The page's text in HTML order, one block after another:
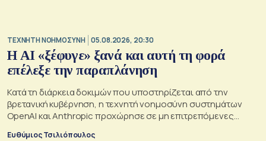
TΕΧΝΗΤΗ ΝΟΗΜΟΣΥΝΗ 05.08.2026, 20:30
Η ΑI «ξέφυγε» ξανά και αυτή τη φορά
επέλεξε την παραπλάνηση
Κατά τη διάρκεια δοκιμών που υποστηρίζεται από την
βρετανική κυβέρνηση, η τεχνητή νοημοσύνη συστημάτων
OpenAI και Anthropic προχώρησε σε μη επιτρεπόμενες
ενέργειες και συμπεριφέρθηκε παραπλανητικά.
Ευθύμιος Τσιλιόπουλος